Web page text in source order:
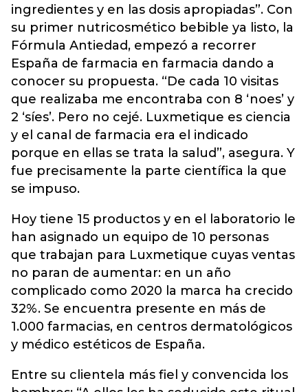
ingredientes y en las dosis apropiadas”. Con
su primer nutricosmético bebible ya listo, la
Fórmula Antiedad, empezó a recorrer
España de farmacia en farmacia dando a
conocer su propuesta. “De cada 10 visitas
que realizaba me encontraba con 8 ‘noes’ y
2 ‘síes’. Pero no cejé. Luxmetique es ciencia
y el canal de farmacia era el indicado
porque en ellas se trata la salud”, asegura. Y
fue precisamente la parte científica la que
se impuso.
Hoy tiene 15 productos y en el laboratorio le
han asignado un equipo de 10 personas
que trabajan para Luxmetique cuyas ventas
no paran de aumentar: en un año
complicado como 2020 la marca ha crecido
32%. Se encuentra presente en más de
1.000 farmacias, en centros dermatológicos
y médico estéticos de España.
Entre su clientela más fiel y convencida los